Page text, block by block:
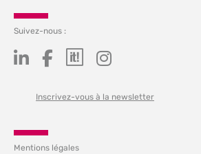
Suivez-nous :
Inscrivez-vous à la newsletter
Mentions légales